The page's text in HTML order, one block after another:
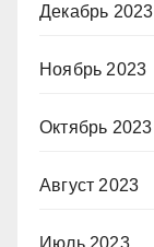
Декабрь 2023
Ноябрь 2023
Октябрь 2023
Август 2023
Июль 2023